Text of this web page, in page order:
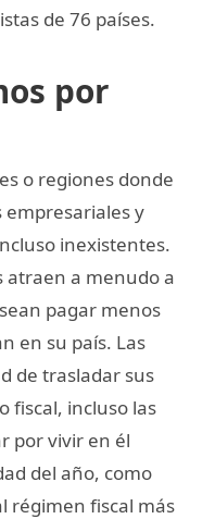
de 76 países.
por
o regiones donde
y
inexistentes.
atraen a menudo a
pagar menos
en su país. Las
de trasladar sus
fiscal, incluso las
por vivir en él
del año, como
régimen fiscal más